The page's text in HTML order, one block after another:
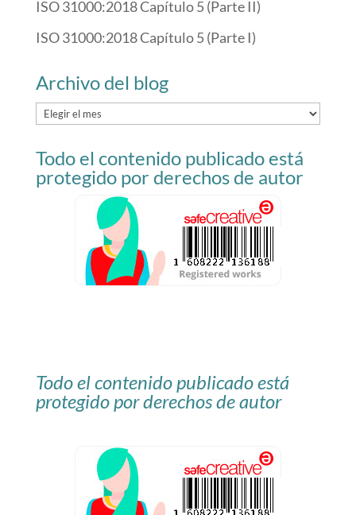
ISO 31000:2018 Capítulo 5 (Parte II)
ISO 31000:2018 Capítulo 5 (Parte I)
Archivo del blog
Archivo
blog
Todo el contenido publicado está
protegido por derechos de autor
Todo el contenido publicado está
protegido por derechos de autor